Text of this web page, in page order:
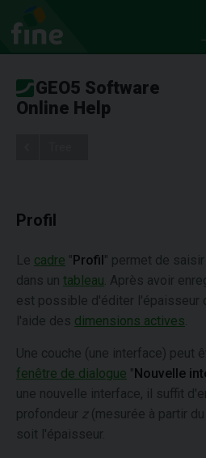
GEO5 Software
Online Help
Profil
Le cadre "Profil" permet de
dans un tableau . Après avoir
est possible d'éditer l'épaisseur
l'aide des dimensions actives
Une couche (une interface) peut
fenêtre de dialogue "Nouvelle
une nouvelle interface, il suffit
profondeur z(mesurée à partir
soit l'épaisseur.